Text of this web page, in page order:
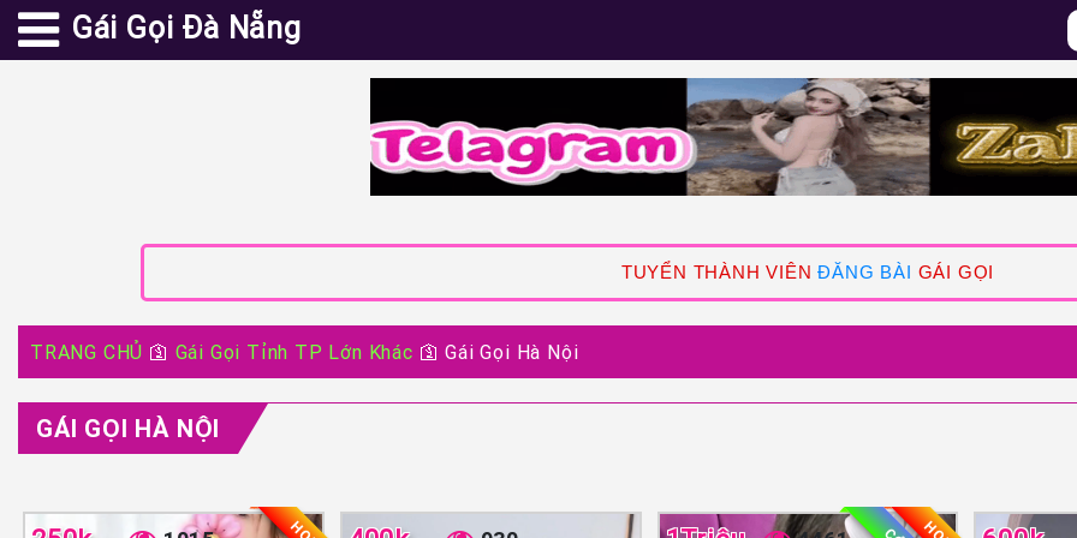
Gái Gọi Đà Nẵng
TUYỂN THÀNH VIÊNĐĂNG BÀI GÁI GỌI
TRANG CHỦ 🛐 Gái Gọi Tỉnh TP Lớn Khác 🛐Gái Gọi Hà Nội
GÁI GỌI HÀ NỘI